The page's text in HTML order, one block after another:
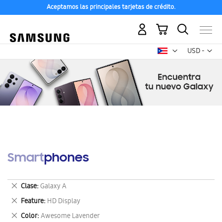
Aceptamos las principales tarjetas de crédito.
USD -
dólar
Mi carrito
Smartphones
Clase Galaxy A
Eliminar
este
artículo
Feature HD Display
Eliminar
este
Color Awesome Lavender
Eliminar